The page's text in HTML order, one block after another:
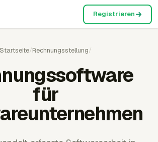
Registrieren
Startseite/Rechnungsstellung/
für